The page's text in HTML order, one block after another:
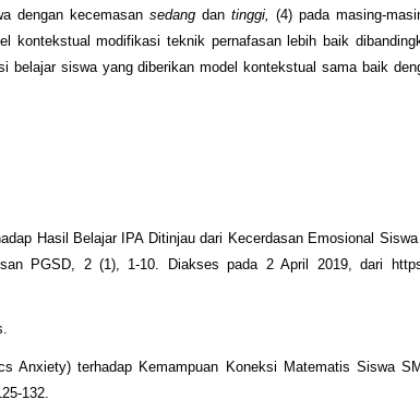
dengan kecemasansedang dan tinggi, (4) pada masing-
kontekstual modifikasi teknik pernafasan lebih baik
belajar siswa yang diberikan model kontekstual sama baik
Hasil Belajar IPA Ditinjau dari Kecerdasan Emosional
PGSD, 2 (1), 1-10. Diakses pada 2 April 2019, dari
Anxiety) terhadap Kemampuan Koneksi Matematis Siswa
132.